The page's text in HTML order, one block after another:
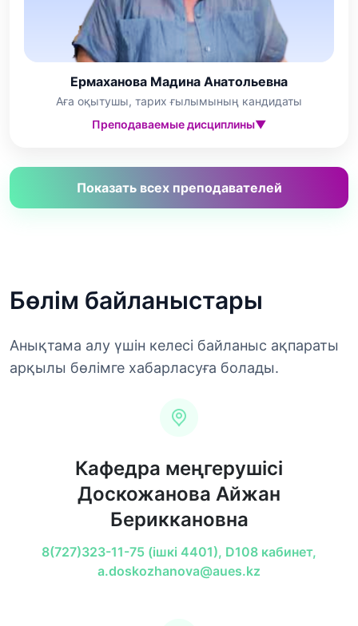
Ермаханова Мадина Анатольевна
Аға оқытушы, тарих ғылымының кандидаты
Преподаваемые дисциплины▼
Показать всех преподавателей
Бөлім байланыстары
Анықтама алу үшін келесі байланыс ақпараты
арқылы бөлімге хабарласуға болады.
Кафедра меңгерушісі
Доскожанова Айжан
Бериккановна
8(727)323-11-75 (ішкі 4401), D108 кабинет,
a.doskozhanova@aues.kz